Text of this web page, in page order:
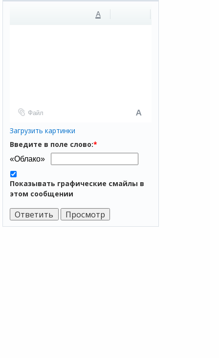
A
Файл
Загрузить картинки
Введите в поле слово:*
Показывать графические смайлы в
этом сообщении